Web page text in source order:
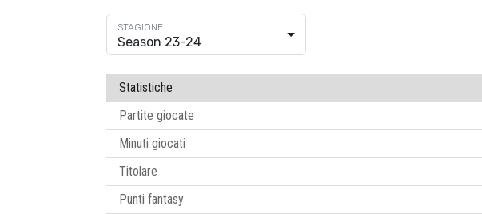
Season 23-24
Statistiche
Partite giocate
Minuti giocati
Titolare
Punti fantasy